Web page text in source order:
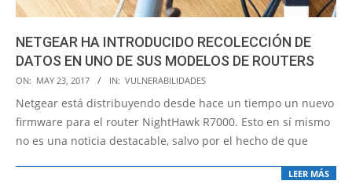
NETGEAR HA INTRODUCIDO RECOLECCIÓN DE
DATOS EN UNO DE SUS MODELOS DE ROUTERS
2017-
05-
23
ON: MAY 23, 2017 IN: VULNERABILIDADES
Netgear está distribuyendo desde hace un tiempo un nuevo
firmware para el router NightHawk R7000. Esto en sí mismo
no es una noticia destacable, salvo por el hecho de que
LEER MÁS